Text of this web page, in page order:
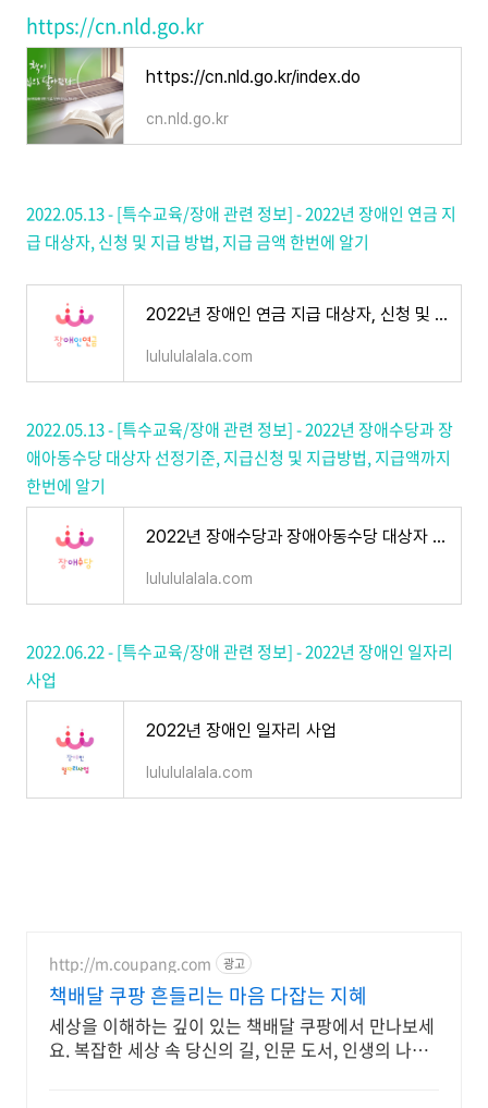
https://cn.nld.go.kr
https://cn.nld.go.kr/index.do
cn.nld.go.kr
2022.05.13 - [특수교육/장애 관련 정보] - 2022년 장애인 연금 지
급 대상자, 신청 및 지급 방법, 지급 금액 한번에 알기
2022년 장애인 연금 지급 대상자, 신청 및 지급 방법, 지급 금액 한번에 알기
lulululalala.com
2022.05.13 - [특수교육/장애 관련 정보] - 2022년 장애수당과 장
애아동수당 대상자 선정기준, 지급신청 및 지급방법, 지급액까지
한번에 알기
2022년 장애수당과 장애아동수당 대상자 선정기준, 지급신청 및 지급방법, 지급액까지 한번에 알
lulululalala.com
2022.06.22 - [특수교육/장애 관련 정보] - 2022년 장애인 일자리
사업
2022년 장애인 일자리 사업
lulululalala.com
http://m.coupang.com 광고
책배달 쿠팡 흔들리는 마음 다잡는 지혜
세상을 이해하는 깊이 있는 책배달 쿠팡에서 만나보세
요. 복잡한 세상 속 당신의 길, 인문 도서, 인생의 나침